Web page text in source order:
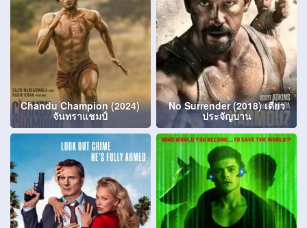
Chandu Champion (2024)
จันทราแชมป์
No Surrender (2018) เดี่ยว
ประจัญบาน